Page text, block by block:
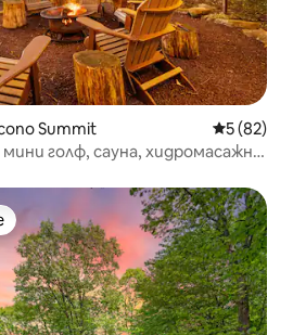
Summit Средна
5 (82)
мини голф, сауна, хидромасажна
на гостите